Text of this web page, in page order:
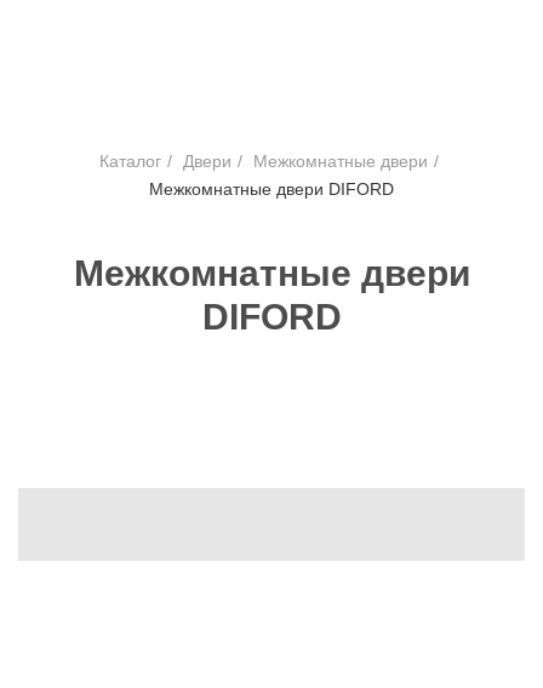
Каталог / Двери / Межкомнатные двери /
Межкомнатные двери DIFORD
Межкомнатные двери
DIFORD